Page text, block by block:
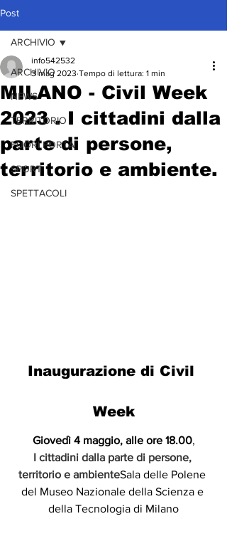
Post
ARCHIVIO
NEWS
TERRITORIO
FUORI PORTA
SPORT
SPETTACOLI
ARCHIVIO
MILANO - Civil Week
2023 . I cittadini dalla
parte di persone,
territorio e ambiente.
info542532
3 mag 2023 Tempo di lettura: 1 min
Inaugurazione di Civil
Week
Giovedì 4 maggio, alle ore 18.00,
I cittadini dalla parte di persone,
territorio e ambienteSala delle Polene
del Museo Nazionale della Scienza e
della Tecnologia di Milano